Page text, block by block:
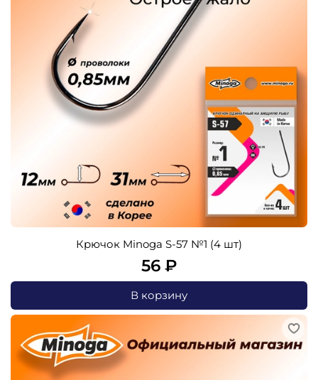
Крючок Minoga S-57 №1 (4 шт)
56 ₽
В корзину